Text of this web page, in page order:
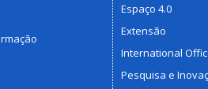
Espaço 4.0
Extensão
International
Pesquisa e